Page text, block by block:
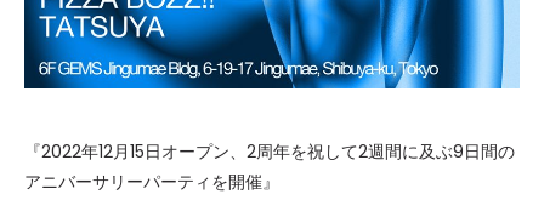
『2022年12月15日オープン、2周年を祝して2週間に及ぶ9日間の
アニバーサリーパーティを開催』